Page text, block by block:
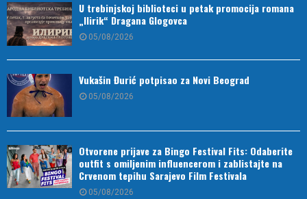
U trebinjskoj biblioteci u petak promocija romana
„Ilirik“ Dragana Glogovca
05/08/2026
Vukašin Đurić potpisao za Novi Beograd
05/08/2026
Otvorene prijave za Bingo Festival Fits: Odaberite
outfit s omiljenim influencerom i zablistajte na
Crvenom tepihu Sarajevo Film Festivala
05/08/2026